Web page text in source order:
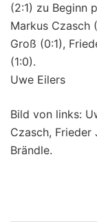
(2:1) zu Beginn
Markus Czasch
Groß (0:1),
(1:0).
Uwe Eilers
Bild von links:
Czasch,
Brändle.